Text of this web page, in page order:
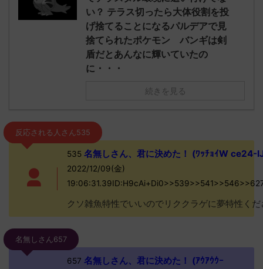
い？ テラス切ったら大体役割を投
げ捨てることになるパルデアで見
捨てられたポケモン バンギは剣
盾だとあんなに輝いていたの
に・・・
続きを見る
反応される人さん535
535名無しさん、君に決めた！ (ﾜｯﾁｮｲW ce24-
2022/12/09(金)
クソ雑魚特性でいいのでリククラゲに夢特性くだ
名無しさん657
657 名無しさん、君に決めた！ (ｱｳｱｳｳｰ